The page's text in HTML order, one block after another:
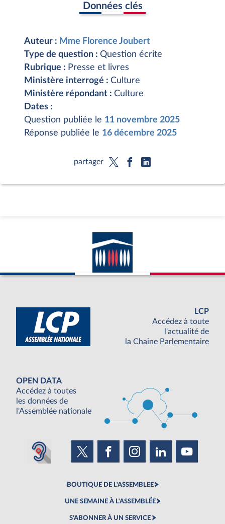
Données clés
Auteur : Mme Florence Joubert
Type de question : Question écrite
Rubrique : Presse et livres
Ministère interrogé : Culture
Ministère répondant : Culture
Dates :
Question publiée le 11 novembre 2025
Réponse publiée le 16 décembre 2025
partager
LCP
Accédez à toute
l'actualité de
la Chaine Parlementaire
OPEN DATA
Accédez à toutes
les données de
l'Assemblée nationale
BOUTIQUE DE L'ASSEMBLEE
UNE SEMAINE À L'ASSEMBLÉE
S'ABONNER À UN SERVICE